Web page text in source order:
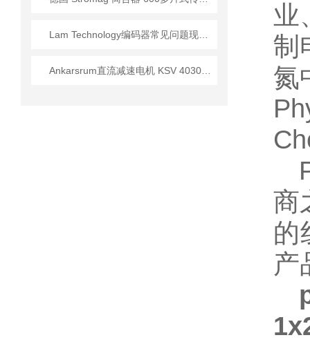
业
制
氮
商
的
产